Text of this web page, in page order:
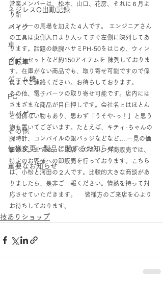
ネジレスQ出動記録
バイク
車
自転車
ゲーム機
PC
サバゲー
その他
仕様変更・製品に関するお知らせ
重要なお知らせ
営業メンバーは、松本、山口、花房、それに６月よ
り新
メンバーの馬場を加えた４人です。 エンジニアさん
の工具は東側入口より入ってすぐ左側に陳列してあ
ります。話題の鉄腕ハサミPH-50をはじめ、ウィン
グピンセットなど約150アイテムを 陳列しておりま
す。在庫がない商品でも、取り寄せ可能ですので係
員までご連絡ください。お待ちしております。
その他、電子パーツの取り寄せ可能です。店内には
さまざまな商品が目白押しです。会社名とはほとん
ど関係ない物もあり、思わず「うそや-っ！」と思う
物も置いてございます。たとえば、キティ-ちゃんの
腕時計、コンパイルの銀バッジなどなど….一見の価
値あり。まずは、ご来店ください。外商販売では、
特定のお客様への卸販売を行っております。こちら
は、小松と河田の２人です。比較的大きな商談があ
りましたら、是非ご一報ください。情熱を持って対
応させていただきます。 　皆様方のご来店を心より
お待ちしております。
技ありショップ